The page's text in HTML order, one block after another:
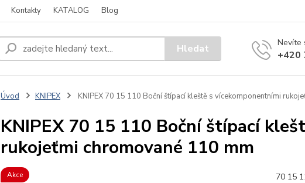
Kontakty KATALOG Blog
Hledat Nevíte
+420
Úvod KNIPEX KNIPEX 70 15 110 Boční štípací kleště s vícekomponentními
KNIPEX 70 15 110 Boční štípací
rukojeťmi chromované 110 mm
Akce
70 15